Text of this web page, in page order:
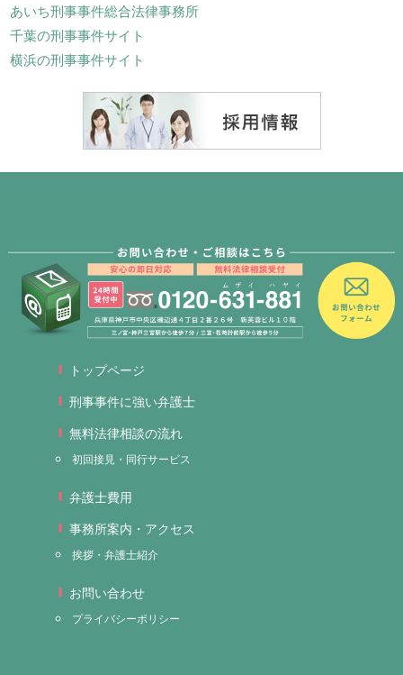
あいち刑事事件総合法律事務所
千葉の刑事事件サイト
横浜の刑事事件サイト
トップページ
刑事事件に強い弁護士
無料法律相談の流れ
初回接見・同行サービス
弁護士費用
事務所案内・アクセス
挨拶・弁護士紹介
お問い合わせ
プライバシーポリシー